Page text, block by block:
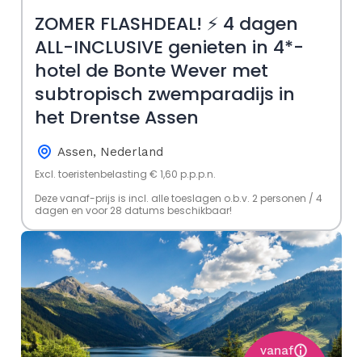
ZOMER FLASHDEAL! ⚡ 4 dagen
ALL-INCLUSIVE genieten in 4*-
hotel de Bonte Wever met
subtropisch zwemparadijs in
het Drentse Assen
Assen, Nederland
Excl. toeristenbelasting € 1,60 p.p.p.n.
Deze vanaf-prijs is incl. alle toeslagen o.b.v. 2 personen / 4
dagen en voor 28 datums beschikbaar!
vanaf